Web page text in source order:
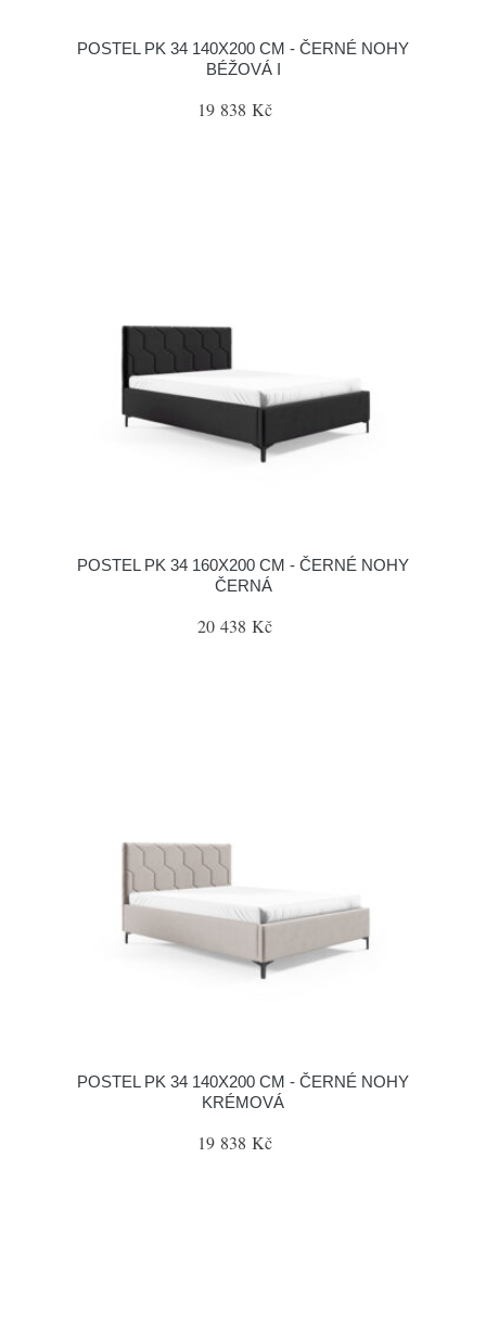
POSTEL PK 34 140X200 CM - ČERNÉ NOHY
BÉŽOVÁ I
19 838 Kč
POSTEL PK 34 160X200 CM - ČERNÉ NOHY
ČERNÁ
20 438 Kč
POSTEL PK 34 140X200 CM - ČERNÉ NOHY
KRÉMOVÁ
19 838 Kč